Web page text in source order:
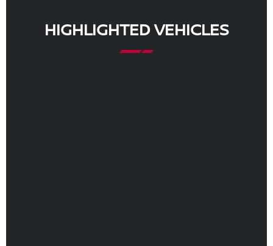
HIGHLIGHTED VEHICLES